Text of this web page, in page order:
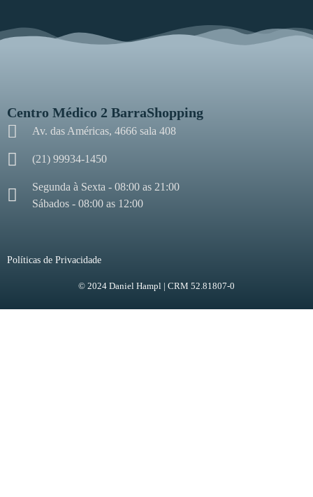
Centro Médico 2 BarraShopping
Av. das Américas, 4666 sala 408
(21) 99934-1450
Segunda à Sexta - 08:00 as 21:00
Sábados - 08:00 as 12:00
Políticas de Privacidade
© 2024 Daniel Hampl | CRM 52.81807-0